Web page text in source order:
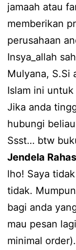
jamaah atau
memberikan
perusahaan
Insya_allah
Mulyana, S.Si
Islam ini
Jika anda
hubungi
Ssst… btw
Jendela
lho! Saya
tidak.
bagi anda
mau pesan
minimal order).